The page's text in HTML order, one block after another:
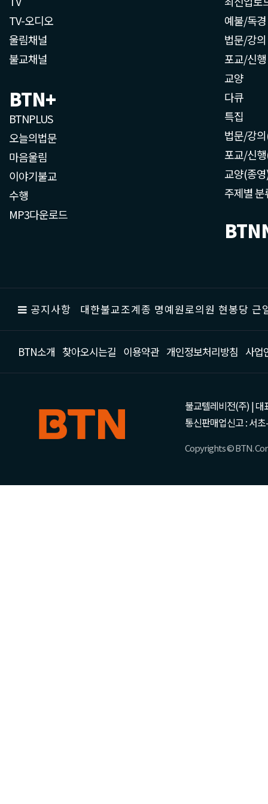
TV-오디오
울림채널
불교채널
BTN+
BTNPLUS
오늘의법문
마음울림
이야기불교
수행
MP3다운로드
예불/독경
법문/강의
포교/신행
교양
다큐
특집
법문/강
포교/신
교양(종
주제별 분
공지사항 대한불교조계종 명예원로의원 현봉당
BTN소개 찾아오시는길 이용약관 개인정보처리방침 사업
불교텔레비전(주) | 대
통신판매업신고 : 서
Copyrights © BTN.